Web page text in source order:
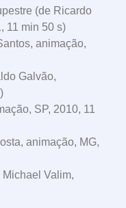
(de Ricardo
11 min 50 s)
animação,
Galvão,
SP, 2010, 11
animação, MG,
Valim,